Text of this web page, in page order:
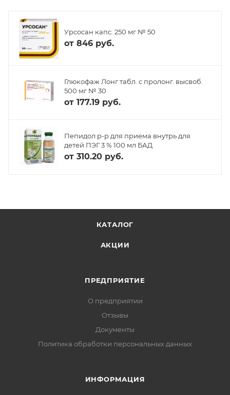
Урсосан капс. 250 мг № 50
от 846 руб.
Глюкофаж Лонг табл. с пролонг. высвоб.
500 мг № 30
от 177.19 руб.
Пепидол р-р для приема внутрь для
детей ПЭГ 3 % 100 мл БАД
от 310.20 руб.
КАТАЛОГ
АКЦИИ
ПРЕДПРИЯТИЕ
О предприятии
Отзывы
Документы
Политика обработки персональных данных
ИНФОРМАЦИЯ